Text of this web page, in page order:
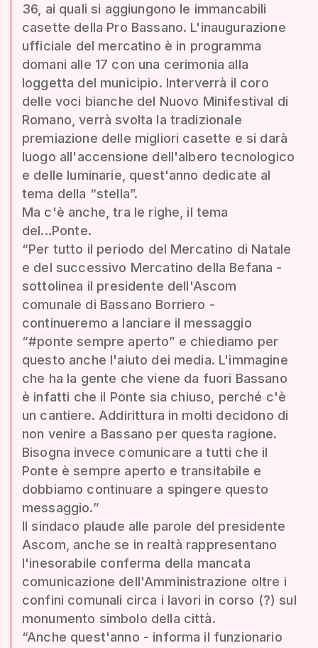
36, ai quali si aggiungono le immancabili
casette della Pro Bassano. L'inaugurazione
ufficiale del mercatino è in programma
domani alle 17 con una cerimonia alla
loggetta del municipio. Interverrà il coro
delle voci bianche del Nuovo Minifestival di
Romano, verrà svolta la tradizionale
premiazione delle migliori casette e si darà
luogo all'accensione dell'albero tecnologico
e delle luminarie, quest'anno dedicate al
tema della “stella”.
Ma c'è anche, tra le righe, il tema
del...Ponte.
“Per tutto il periodo del Mercatino di Natale
e del successivo Mercatino della Befana -
sottolinea il presidente dell'Ascom
comunale di Bassano Borriero -
continueremo a lanciare il messaggio
“#ponte sempre aperto” e chiediamo per
questo anche l'aiuto dei media. L'immagine
che ha la gente che viene da fuori Bassano
è infatti che il Ponte sia chiuso, perché c'è
un cantiere. Addirittura in molti decidono di
non venire a Bassano per questa ragione.
Bisogna invece comunicare a tutti che il
Ponte è sempre aperto e transitabile e
dobbiamo continuare a spingere questo
messaggio.”
Il sindaco plaude alle parole del presidente
Ascom, anche se in realtà rappresentano
l'inesorabile conferma della mancata
comunicazione dell'Amministrazione oltre i
confini comunali circa i lavori in corso (?) sul
monumento simbolo della città.
“Anche quest'anno - informa il funzionario